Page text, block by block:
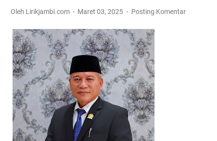
Oleh Lirikjambi.com Maret 03, 2025 Posting Komentar